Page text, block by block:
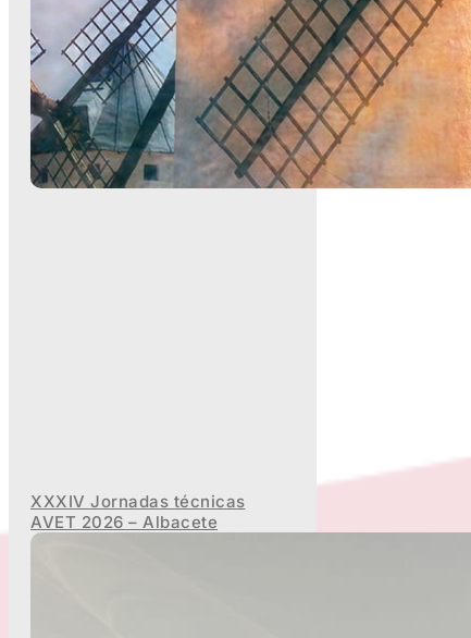
XXXIV Jornadas técnicas
AVET 2026 – Albacete